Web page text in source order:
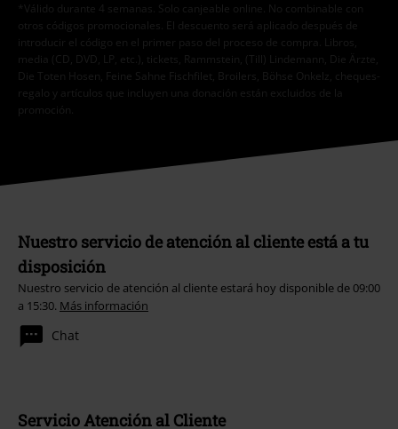
*Válido durante 4 semanas. Solo canjeable online. No combinable con
otros códigos promocionales. El descuento será aplicado después de
introducir el código en el primer paso del proceso de compra. Libros,
media (CD, DVD, LP, etc.), tickets, Rammstein, (Till) Lindemann, Die Ärzte,
Die Toten Hosen, Feine Sahne Fischfilet, Broilers, Böhse Onkelz, cheques-
regalo y artículos que incluyen una donación están excluidos de la
promoción.
Nuestro servicio de atención al cliente está a tu
disposición
Nuestro servicio de atención al cliente estará hoy disponible de 09:00
a 15:30. Más información
Chat
Servicio Atención al Cliente